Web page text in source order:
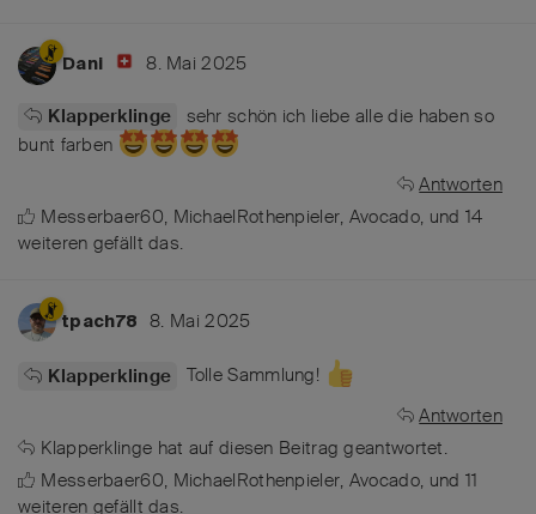
Dani 8. Mai 2025
Klapperklinge
sehr schön ich liebe alle die haben so
bunt farben
Antworten
Messerbaer60, MichaelRothenpieler, Avocado, und 14
weiteren gefällt das.
tpach78 8. Mai 2025
Klapperklinge
Tolle Sammlung!
Antworten
Klapperklinge hat auf diesen Beitrag geantwortet.
Messerbaer60, MichaelRothenpieler, Avocado, und 11
weiteren gefällt das.